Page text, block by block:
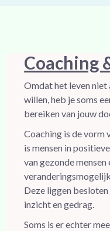
Coaching
Omdat het leven
willen, heb je soms
bereiken van jouw
Coaching is de vorm
is mensen in
van gezonde mensen
Deze liggen
inzicht en gedrag.
Soms is er echter